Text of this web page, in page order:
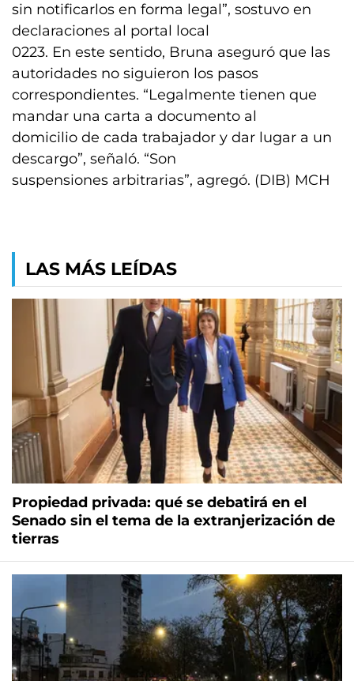
sin notificarlos en forma legal”, sostuvo en
declaraciones al portal local
0223. En este sentido, Bruna aseguró que las
autoridades no siguieron los pasos
correspondientes. “Legalmente tienen que
mandar una carta a documento al
domicilio de cada trabajador y dar lugar a un
descargo”, señaló. “Son
suspensiones arbitrarias”, agregó. (DIB) MCH
LAS MÁS LEÍDAS
Propiedad privada: qué se debatirá en el
Senado sin el tema de la extranjerización de
tierras